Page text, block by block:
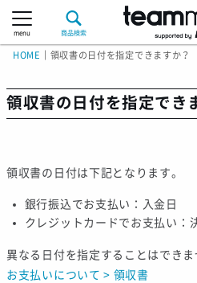
menu 商品検索
HOME 領収書の日付を指定できますか？
領収書の日付を指定でき
領収書の日付は下記となります。
銀行振込でお支払い：入金日
クレジットカードでお支払い：
異なる日付を指定することはできま
お支払いについて > 領収書